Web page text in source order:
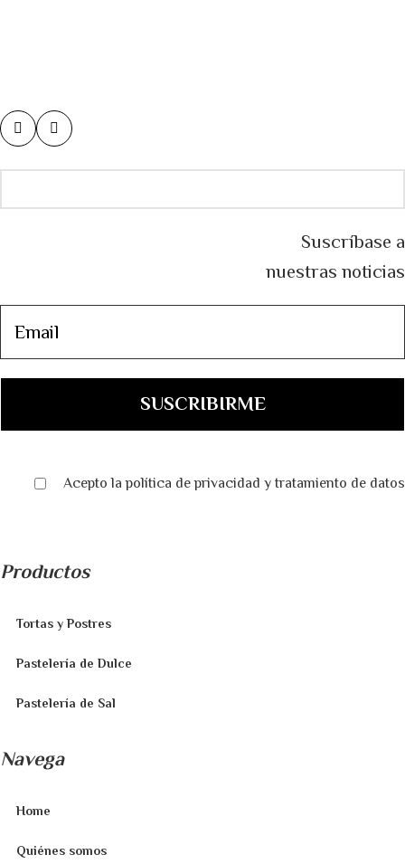
Suscríbase a
nuestras noticias
Acepto lapolítica de privacidad y tratamiento de datos
Productos
Tortas y Postres
Pastelería de Dulce
Pastelería de Sal
Navega
Home
Quiénes somos